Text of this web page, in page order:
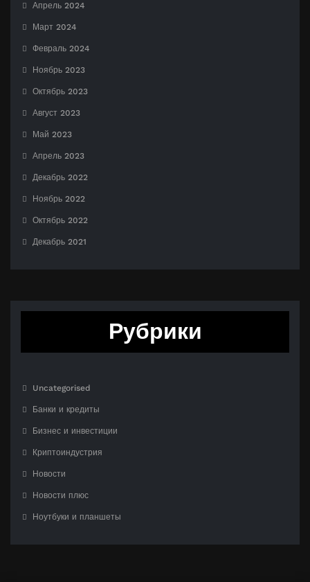
Апрель 2024
Март 2024
Февраль 2024
Ноябрь 2023
Октябрь 2023
Август 2023
Май 2023
Апрель 2023
Декабрь 2022
Ноябрь 2022
Октябрь 2022
Декабрь 2021
Рубрики
Uncategorised
Банки и кредиты
Бизнес и инвестиции
Криптоиндустрия
Новости
Новости плюс
Ноутбуки и планшеты